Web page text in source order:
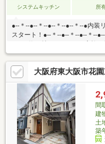
システムキッチン 所
●--＊--●--＊--●--＊--●--＊--●内装
スタート！●--＊--●--＊--●--＊--
き！●約15帖のLDKは、ご家族
ング階段仕様♪●直線的な動作で
システムキッチン。●収納力の
い出の品、備蓄品置き場として
急な天候の変化にも対応できる
る)。雨を避けて停められるカ
調：キッチン、トイレ、洗面
大阪府東大阪市花
間
建
土
築